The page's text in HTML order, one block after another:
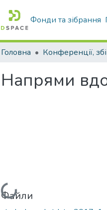
Фонди та зібрання
Головна
Напрями
Вантажиться...
Файли